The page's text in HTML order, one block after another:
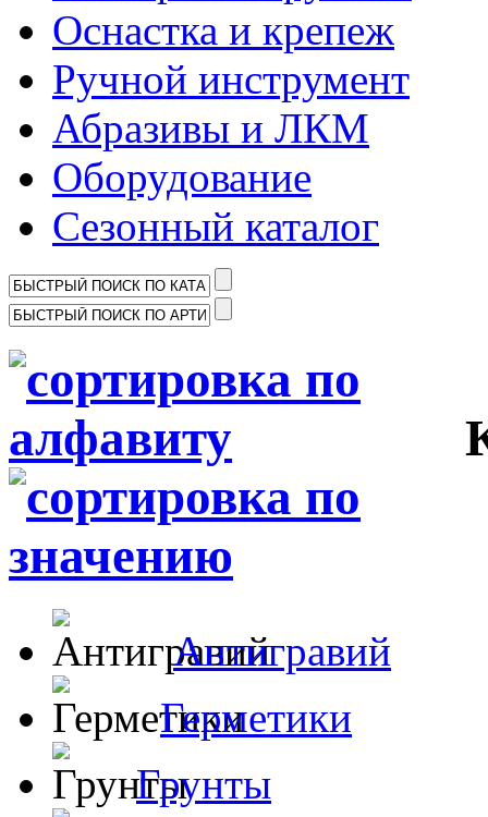
Оснастка и крепеж
Ручной инструмент
Абразивы и ЛКМ
Оборудование
Сезонный каталог
Антигравий
Герметики
Грунты